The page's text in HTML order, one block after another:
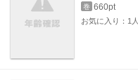
巻 660pt
お気に入り：1人